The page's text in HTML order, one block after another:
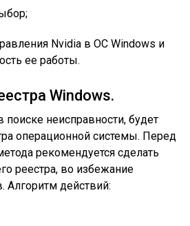
Nvidia в ОС Windows и
ее работы.
Windows.
неисправности, будет
операционной системы. Перед
рекомендуется сделать
реестра, во избежание
Алгоритм действий: